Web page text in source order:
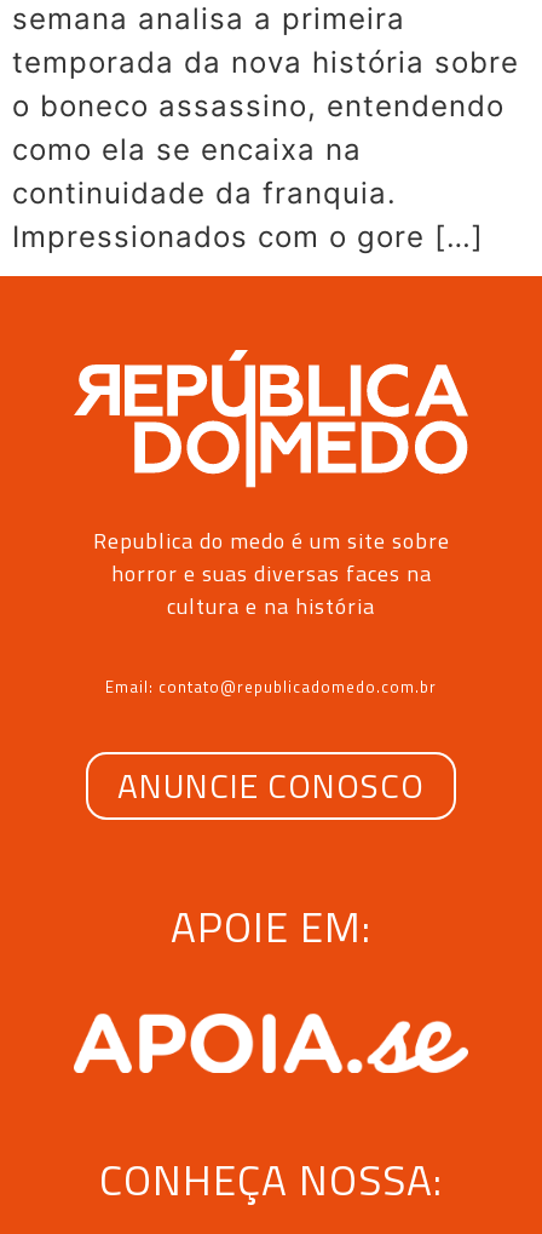
semana analisa a primeira
temporada da nova história sobre
o boneco assassino, entendendo
como ela se encaixa na
continuidade da franquia.
Impressionados com o gore […]
Republica do medo é um site sobre
horror e suas diversas faces na
cultura e na história
Email: contato@republicadomedo.com.br
ANUNCIE CONOSCO
APOIE EM:
CONHEÇA NOSSA: